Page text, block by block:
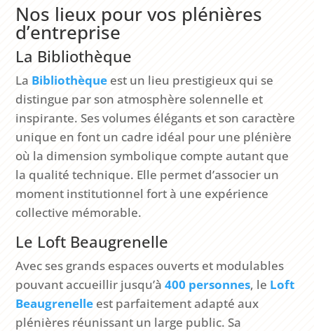
Nos lieux pour vos plénières
d’entreprise
La Bibliothèque
La Bibliothèque est un lieu prestigieux qui se
distingue par son atmosphère solennelle et
inspirante. Ses volumes élégants et son caractère
unique en font un cadre idéal pour une plénière
où la dimension symbolique compte autant que
la qualité technique. Elle permet d’associer un
moment institutionnel fort à une expérience
collective mémorable.
Le Loft Beaugrenelle
Avec ses grands espaces ouverts et modulables
pouvant accueillir jusqu’à400 personnes, le Loft
Beaugrenelle est parfaitement adapté aux
plénières réunissant un large public. Sa